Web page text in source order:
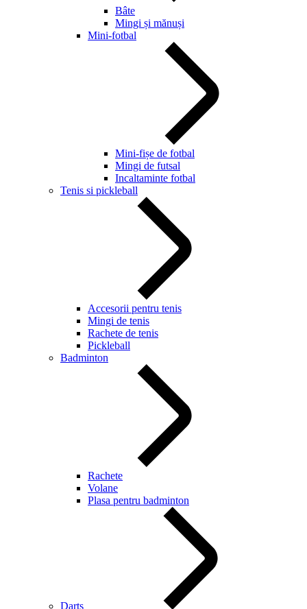
Bâte
Mingi și mănuși
Mini-fotbal
Mini-fișe de fotbal
Mingi de futsal
Incaltaminte fotbal
Tenis si pickleball
Accesorii pentru tenis
Mingi de tenis
Rachete de tenis
Pickleball
Badminton
Rachete
Volane
Plasa pentru badminton
Darts